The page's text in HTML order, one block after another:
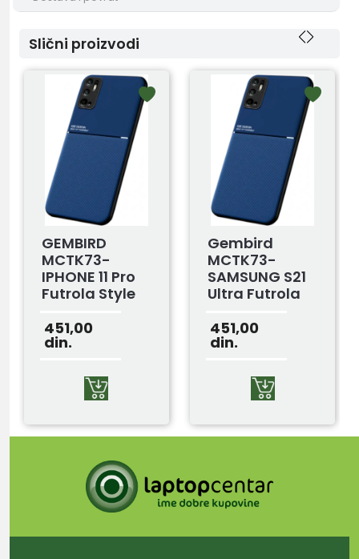
Slični proizvodi
GEMBIRD
MCTK73-
IPHONE 11 Pro
Futrola Style
451,00
din.
Gembird
MCTK73-
SAMSUNG S21
Ultra Futrola
Magnetic Blue
451,00
din.